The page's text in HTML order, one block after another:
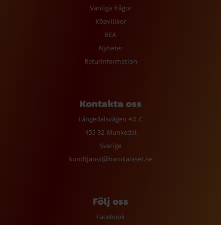
Vanliga frågor
Köpvillkor
REA
Nyheter
Returinformation
Kontakta oss
Långedalsvägen 40 C
455 32 Munkedal
Sverige
kundtjanst@barnkalaset.se
Följ oss
Facebook